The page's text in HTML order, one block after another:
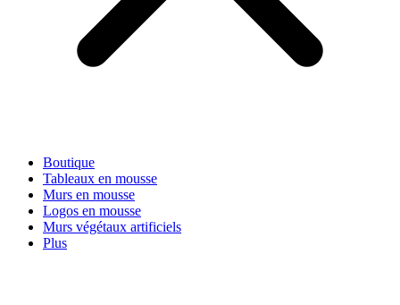
Boutique
Tableaux en mousse
Murs en mousse
Logos en mousse
Murs végétaux artificiels
Plus